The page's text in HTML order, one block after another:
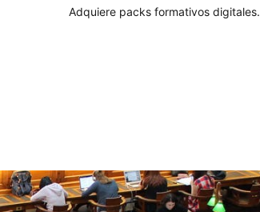
Adquiere packs formativos digitales.